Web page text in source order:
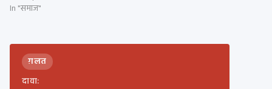
In "समाज"
ग़लत
दावा: